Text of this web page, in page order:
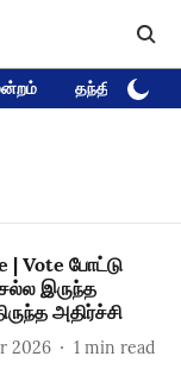
தந்தி டிவி
| Vote போட்டு
இருந்த
அதிர்ச்சி
2026 1 min read